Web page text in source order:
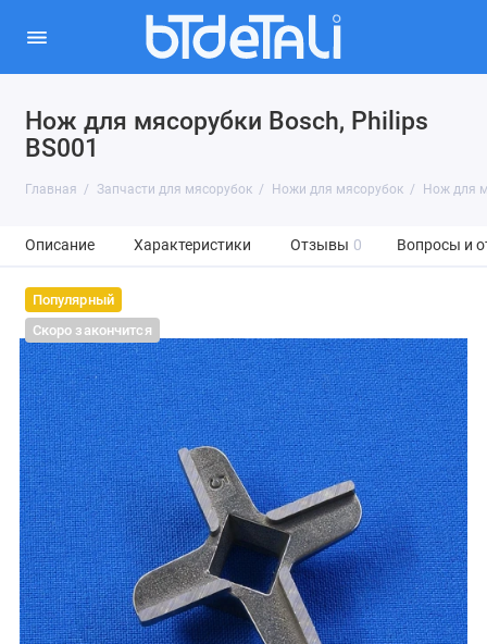
Нож для мясорубки Bosch, Philips
BS001
Главная Запчасти для мясорубок Ножи для мясорубок Нож для
Описание Характеристики Отзывы 0 Вопросы и
Популярный
Скоро закончится